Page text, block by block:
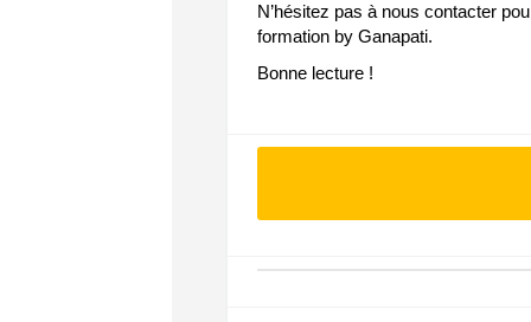
N’hésitez pas à nous contacter
formation by Ganapati.
Bonne lecture !